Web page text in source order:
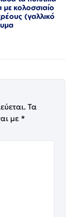
με κολοσσιαίο
(γαλλικό
Τα
με *